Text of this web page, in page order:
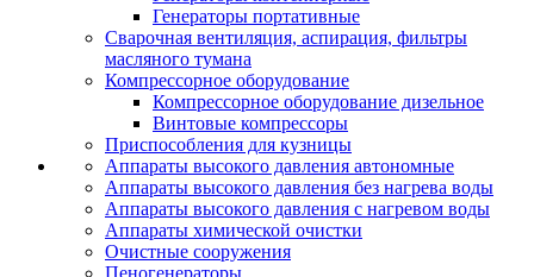
Генераторы портативные
Сварочная вентиляция, аспирация, фильтры
масляного тумана
Компрессорное оборудование
Компрессорное оборудование дизельное
Винтовые компрессоры
Приспособления для кузницы
Аппараты высокого давления автономные
Аппараты высокого давления без нагрева воды
Аппараты высокого давления с нагревом воды
Аппараты химической очистки
Очистные сооружения
Пеногенераторы